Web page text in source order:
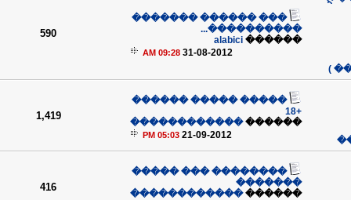
��� ������ �������
����������...
������
alabici
31-08-2012
09:28 AM
590
����� ����� ������
+18
������
������������
21-09-2012
05:03 PM
1,419
�������� ��� �����
�������
������
������������
416